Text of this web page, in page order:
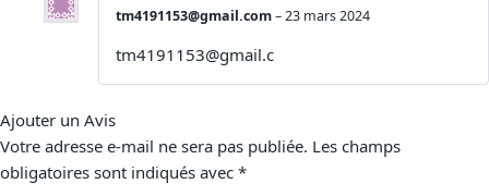
tm4191153@gmail.com–23 mars 2024
tm4191153@gmail.c
Ajouter un Avis
Votre adresse e-mail ne sera pas publiée. Les champs
obligatoires sont indiqués avec *